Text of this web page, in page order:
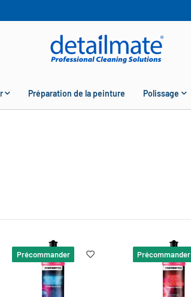
Préparation de la peinture Polissage
Précommander Précommander